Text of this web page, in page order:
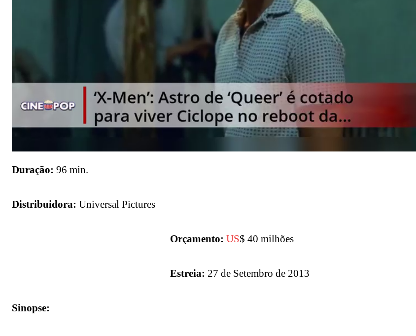
Duração: 96 min.
Distribuidora: Universal Pictures
Orçamento: US$ 40 milhões
Estreia: 27 de Setembro de 2013
Sinopse: